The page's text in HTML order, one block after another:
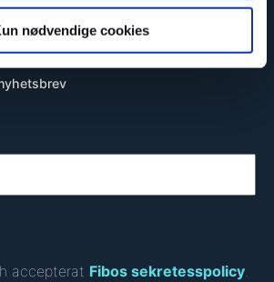
nødvendige cookies
accepterat Fibos sekretesspolicy.